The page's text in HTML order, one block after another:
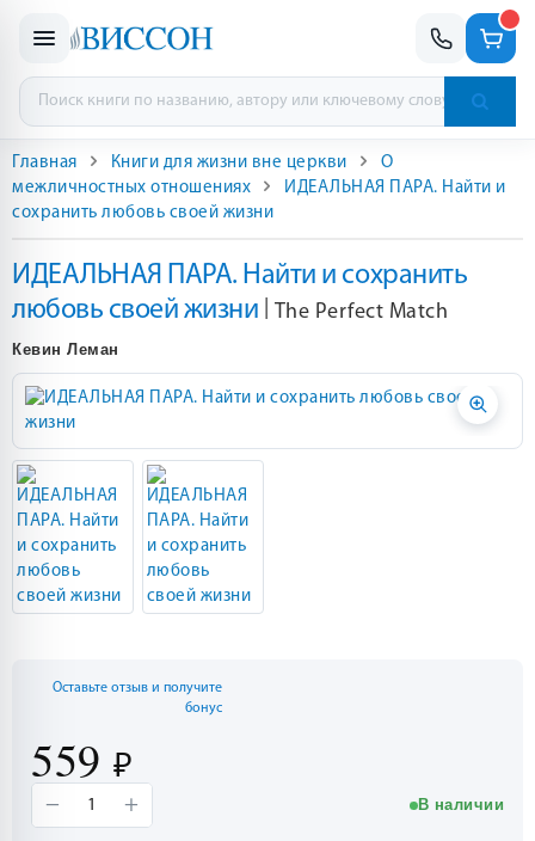
Главная Книги для жизни вне церкви
О
межличностных отношениях
ИДЕАЛЬНАЯ ПАРА. Найти и
сохранить любовь своей жизни
ИДЕАЛЬНАЯ ПАРА. Найти и сохранить
любовь своей жизни
The Perfect Match
Кевин Леман
Оставьте отзыв и получите
бонус
559 ₽
− 1 + В наличии